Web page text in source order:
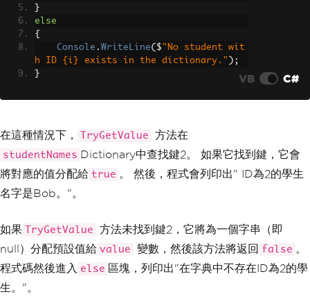
}
else
{
Console . WriteLine( $ "No student wit
h ID {i} exists in the dictionary." );
}
VB C#
在這種情況下， TryGetValue 方法在
studentNames Dictionary中查找鍵2。 如果它找到鍵，它會
將對應的值分配給 true 。 然後，程式會列印出" ID為2的學生
名字是Bob。"。
如果 TryGetValue
方法未找到鍵2，它將為一個字串（即
null）分配預設值給 value 變數，然後該方法將返回 false 。
程式碼然後進入 else 區塊，列印出"在字典中不存在ID為2的學
生。"。